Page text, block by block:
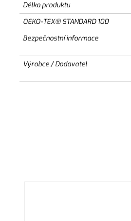
Délka produktu
OEKO-TEX® STANDARD 100
Bezpečnostní informace
Výrobce / Dodavatel